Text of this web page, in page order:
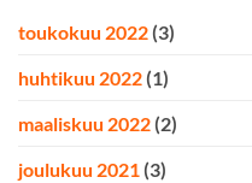
toukokuu 2022 (3)
huhtikuu 2022 (1)
maaliskuu 2022 (2)
joulukuu 2021 (3)